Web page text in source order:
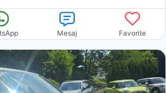
Mesaj Favorite